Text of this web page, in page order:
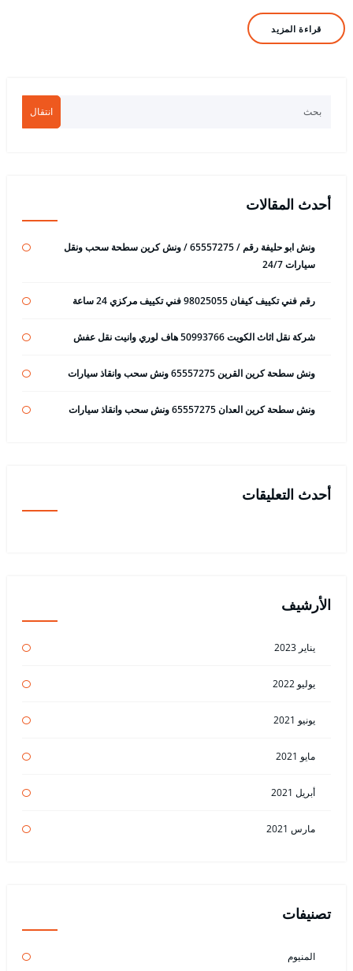
قراءة المزيد
انتقال
أحدث المقالات
ونش ابو حليفة رقم / 65557275 / ونش كرين سطحة سحب ونقل
سيارات 24/7
رقم فني تكييف كيفان 98025055 فني تكييف مركزي 24 ساعة
شركة نقل اثاث الكويت 50993766 هاف لوري وانيت نقل عفش
ونش سطحة كرين القرين 65557275 ونش سحب وانقاذ سيارات
ونش سطحة كرين العدان 65557275 ونش سحب وانقاذ سيارات
أحدث التعليقات
الأرشيف
يناير 2023
يوليو 2022
يونيو 2021
مايو 2021
أبريل 2021
مارس 2021
تصنيفات
المنيوم